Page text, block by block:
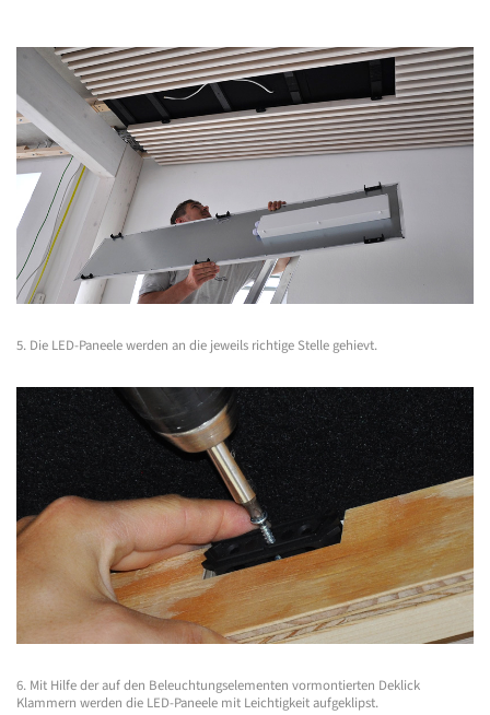
5. Die LED-Paneele werden an die jeweils richtige Stelle gehievt.
6. Mit Hilfe der auf den Beleuchtungselementen vormontierten Deklick
Klammern werden die LED-Paneele mit Leichtigkeit aufgeklipst.